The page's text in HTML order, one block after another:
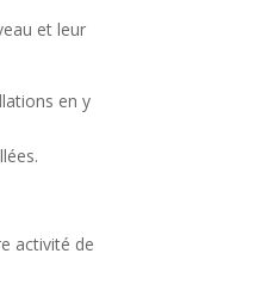
et leur
en y
activité de